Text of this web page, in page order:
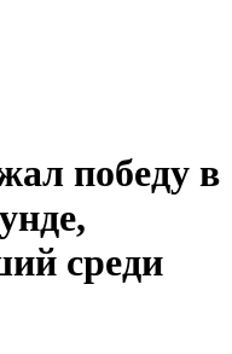
победу в
среди